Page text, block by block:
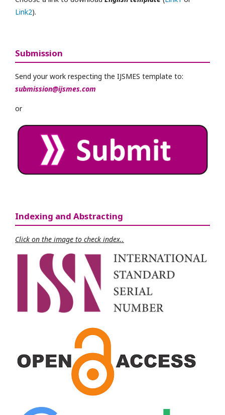
Link2).
Submission
Send your work respecting the IJSMES template to:
submission@ijsmes.com
or
Indexing and Abstracting
Click on the image to check index..